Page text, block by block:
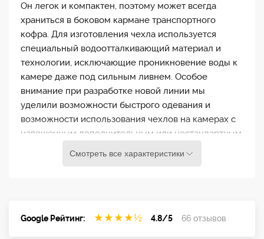
Он легок и компактен, поэтому может всегда
храниться в боковом кармане транспортного
кофра. Для изготовления чехла используется
специальный водоотталкивающий материал и
технологии, исключающие проникновение воды к
камере даже под сильным ливнем. Особое
внимание при разработке новой линии мы
уделили возможности быстрого одевания и
возможности использования чехлов на камерах с
навешенным дополнительным или нестандартным
Смотреть все характеристики
Google Рейтинг: ★ ★ ★ ★½ 4.8/5 66 отзывов